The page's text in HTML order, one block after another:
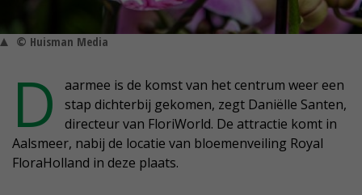
© Huisman Media
D
aarmee is de komst van het centrum weer een
stap dichterbij gekomen, zegt Daniëlle Santen,
directeur van FloriWorld. De attractie komt in
Aalsmeer, nabij de locatie van bloemenveiling Royal
FloraHolland in deze plaats.